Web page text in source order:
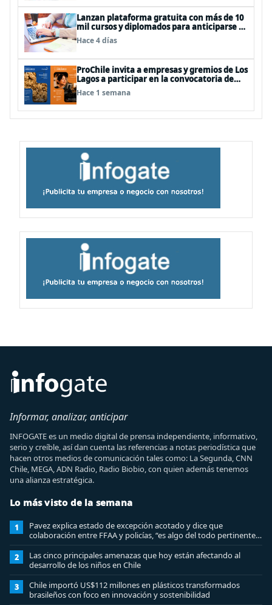
Lanzan plataforma gratuita con más de 10
mil cursos y diplomados para anticiparse al
futuro del trabajo
Hace 4 días
ProChile invita a empresas y gremios de Los
Lagos a participar en la convocatoria de
Concursos 2027
Hace 1 semana
Informar, analizar, anticipar
INFOGATE es un medio digital de prensa independiente, informativo,
serio y creíble, así dan cuenta las referencias a notas periodística que
hacen otros medios de comunicación tales como: La Segunda, CNN
Chile, MEGA, ADN Radio, Radio Biobio, con quien además tenemos
una alianza estratégica.
Lo más visto de la semana
1
Pavez explica estado de excepción acotado y dice que
colaboración entre FFAA y policías, “es algo del todo pertinente
analizar”
2
Las cinco principales amenazas que hoy están afectando al
desarrollo de los niños en Chile
3
Chile importó US$112 millones en plásticos transformados
brasileños con foco en innovación y sostenibilidad